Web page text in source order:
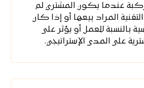
عندما يكون المشتري لم
المراد بيعها أو إذا كان
بالنسبة للعمل أو يؤثر على
على المدى الإستراتيجي.